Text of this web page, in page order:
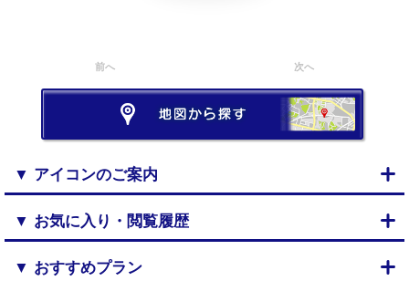
前へ 次へ
▼ アイコンのご案内
▼ お気に入り・閲覧履歴
▼ おすすめプラン